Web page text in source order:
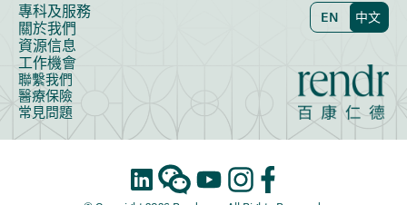
專科及服務
關於我們
資源信息
工作機會
聯繫我們
醫療保險
常見問題
EN 中文